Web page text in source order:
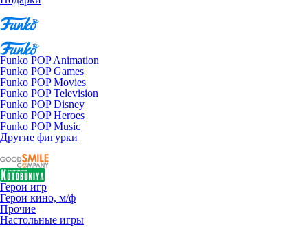
Funko POP Animation
Funko POP Games
Funko POP Movies
Funko POP Television
Funko POP Disney
Funko POP Heroes
Funko POP Music
Другие фигурки
Герои игр
Герои кино, м/ф
Прочие
Настольные игры